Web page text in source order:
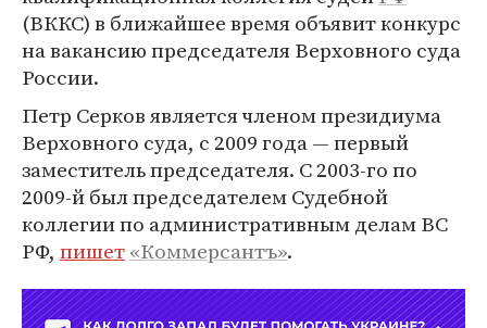
(ВККС) в ближайшее время объявит конкурс
на вакансию председателя Верховного суда
России.
Петр Серков является членом президиума
Верховного суда, с 2009 года — первый
заместитель председателя. С 2003-го по
2009-й был председателем Судебной
коллегии по административным делам ВС
РФ, пишет«Коммерсантъ».